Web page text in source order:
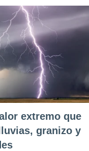
extremo que
granizo y